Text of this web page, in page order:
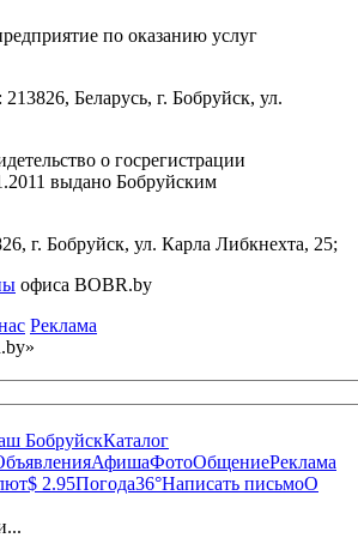
по оказанию услуг
213826, Беларусь, г. Бобруйск, ул.
о госрегистрации
выдано Бобруйским
г. Бобруйск, ул. Карла Либкнехта, 25;
офиса BOBR.by
Реклама
БобруйскКаталог
АфишаФотоОбщениеРеклама
$ 2.95Погода36°Написать письмоО